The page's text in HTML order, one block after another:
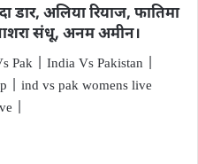
डार, अलिया रियाज, फातिमा
संधू, अनम अमीन।
Pak | India Vs Pakistan |
| ind vs pak womens live
|